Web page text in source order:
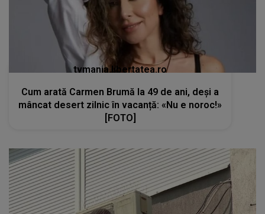
tvmania.libertatea.ro
Cum arată Carmen Brumă la 49 de ani, deși a
mâncat desert zilnic în vacanță: «Nu e noroc!»
[FOTO]